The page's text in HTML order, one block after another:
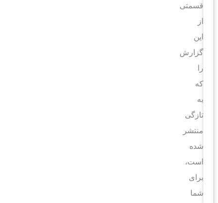
قسمتی
گزارش
تازگی
منتشر
شده
است،
برای
شما